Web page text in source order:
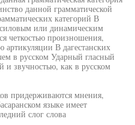
данной грамматической
категорий В
силовым или динамическим
четкостью произношения,
В дагестанских
в русском Ударный гласный
и звучностью, как в русском
придерживаются мнения,
языке имеет
слог слова